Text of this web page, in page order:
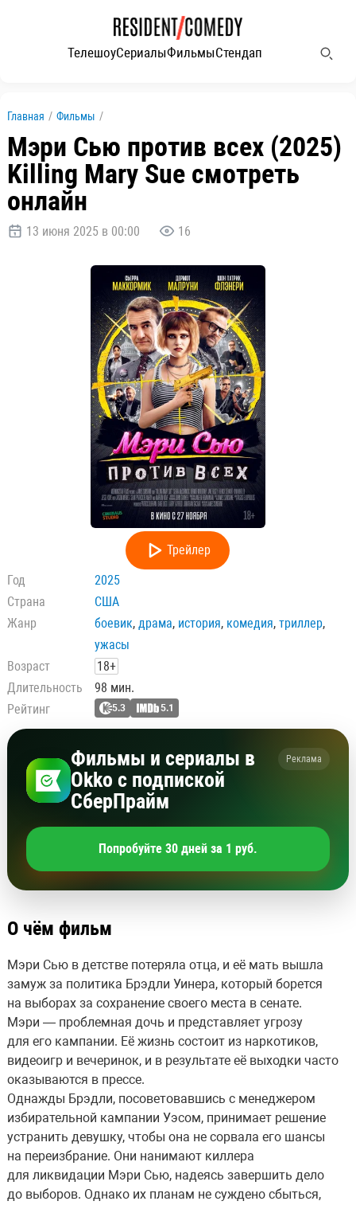
ТелешоуСериалыФильмыСтендап
Главная / Фильмы /
Мэри Сью против всех (2025)
Killing Mary Sue смотреть
онлайн
13 июня 2025 в 00:00 16
Трейлер
Год
2025
Страна
США
Жанр
боевик, драма, история, комедия, триллер,
ужасы
Возраст
18+
Длительность
98 мин.
Рейтинг
5.3 5.1
Фильмы и сериалы в
Okko с подпиской
СберПрайм
Реклама
Попробуйте 30 дней за 1 руб.
О чём фильм
Мэри Сью в детстве потеряла отца, и её мать вышла
замуж за политика Брэдли Уинера, который борется
на выборах за сохранение своего места в сенате.
Мэри — проблемная дочь и представляет угрозу
для его кампании. Её жизнь состоит из наркотиков,
видеоигр и вечеринок, и в результате её выходки часто
оказываются в прессе.
Однажды Брэдли, посоветовавшись с менеджером
избирательной кампании Уэсом, принимает решение
устранить девушку, чтобы она не сорвала его шансы
на переизбрание. Они нанимают киллера
для ликвидации Мэри Сью, надеясь завершить дело
до выборов. Однако их планам не суждено сбыться,